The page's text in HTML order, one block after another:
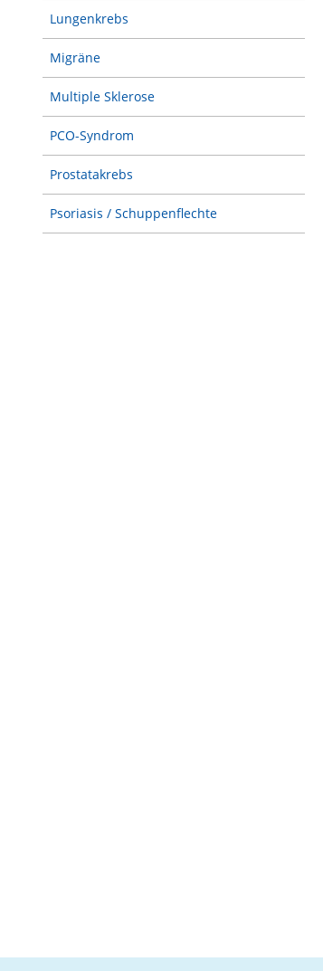
Lungenkrebs
Migräne
Multiple Sklerose
PCO-Syndrom
Prostatakrebs
Psoriasis / Schuppenflechte